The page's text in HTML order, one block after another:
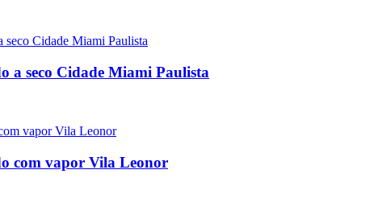
a seco Cidade Miami Paulista
com vapor Vila Leonor